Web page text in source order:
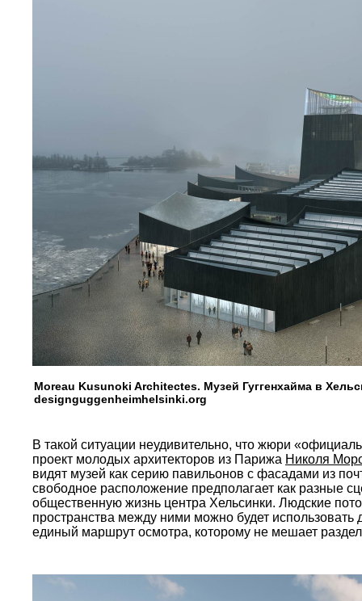
Moreau Kusunoki Architectes. Музей Гуггенхайма в
designguggenheimhelsinki.org
В такой ситуации неудивительно, что жюри
проект молодых архитекторов из Парижа Николя
видят музей как серию павильонов с фасадами из
свободное расположение предполагает как разные
общественную жизнь центра Хельсинки. Людские
пространства между ними можно будет
единый маршрут осмотра, которому не мешает